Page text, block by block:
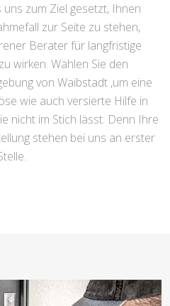
zum Ziel gesetzt, Ihnen
zur Seite zu stehen,
Berater für langfristige
wirken. Wählen Sie den
von Waibstadt ,um eine
wie auch versierte Hilfe in
nicht im Stich lässt. Denn Ihre
stehen bei uns an erster